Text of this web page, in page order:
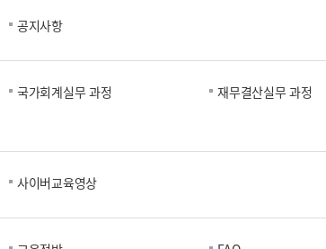
공지사항
국가회계실무 과정 재무결산실무 과정
사이버교육영상